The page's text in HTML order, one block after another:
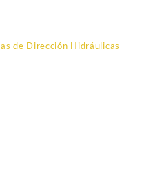
de Dirección Hidráulicas